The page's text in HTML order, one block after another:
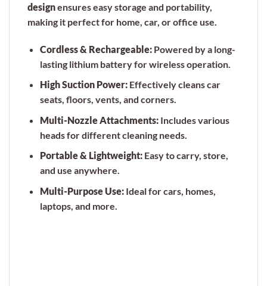
designensures easy storage and portability,
making it perfect for home, car, or office use.
Cordless & Rechargeable:Powered by a long-
lasting lithium battery for wireless operation.
High Suction Power:Effectively cleans car
seats, floors, vents, and corners.
Multi-Nozzle Attachments:Includes various
heads for different cleaning needs.
Portable & Lightweight:Easy to carry, store,
and use anywhere.
Multi-Purpose Use:Ideal for cars, homes,
laptops, and more.